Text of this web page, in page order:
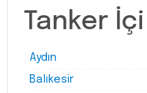
Tanker İçi
Aydın
Balıkesir